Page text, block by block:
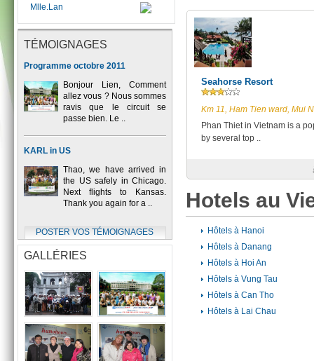
Mlle.Lan
TÉMOIGNAGES
Programme octobre 2011
Bonjour Lien, Comment
allez vous ? Nous sommes
ravis que le circuit se
passe bien. Le ..
KARL in US
Thao, we have arrived in
the US safely in Chicago.
Next flights to Kansas.
Thank you again for a ..
POSTER VOS TÉMOIGNAGES
GALLÉRIES
Seahorse Resort
Km 11, Ham Tien ward, Mui
Phan Thiet in Vietnam is a
by several top ..
Hotels au
Hôtels à Hanoi
Hôtels à Danang
Hôtels à Hoi An
Hôtels à Vung Tau
Hôtels à Can Tho
Hôtels à Lai Chau